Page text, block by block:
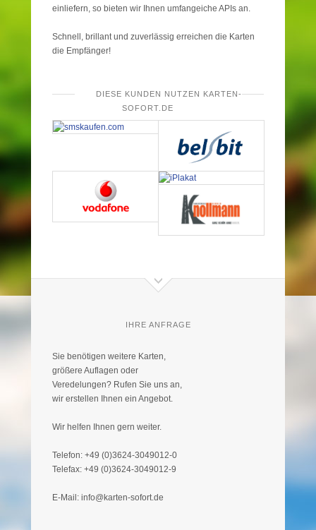
einliefern, so bieten wir Ihnen umfangeiche APIs an.
Schnell, brillant und zuverlässig erreichen die Karten
die Empfänger!
DIESE KUNDEN NUTZEN KARTEN-
SOFORT.DE
IHRE ANFRAGE
Sie benötigen weitere Karten,
größere Auflagen oder
Veredelungen? Rufen Sie uns an,
wir erstellen Ihnen ein Angebot.
Wir helfen Ihnen gern weiter.
Telefon: +49 (0)3624-3049012-0
Telefax: +49 (0)3624-3049012-9
E-Mail: info@karten-sofort.de